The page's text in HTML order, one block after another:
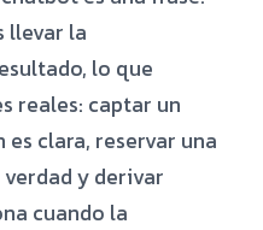
llevar la
lo que
reales: captar un
clara, reservar una
y derivar
cuando la